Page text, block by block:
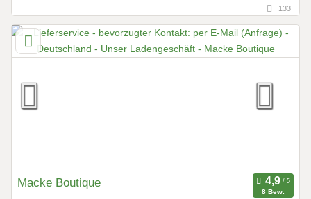
133
Macke Boutique
8 Bew.